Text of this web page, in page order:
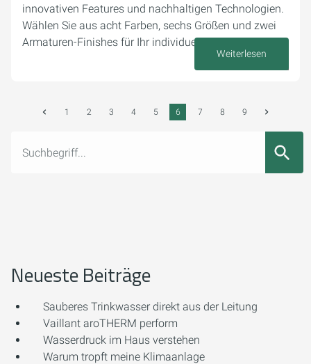
innovativen Features und nachhaltigen Technologien.
Wählen Sie aus acht Farben, sechs Größen und zwei
Armaturen-Finishes für Ihr individuelles…
Weiterlesen
1 2 3 4 5 6 7 8 9
Neueste Beiträge
Sauberes Trinkwasser direkt aus der Leitung
Vaillant aroTHERM perform
Wasserdruck im Haus verstehen
Warum tropft meine Klimaanlage